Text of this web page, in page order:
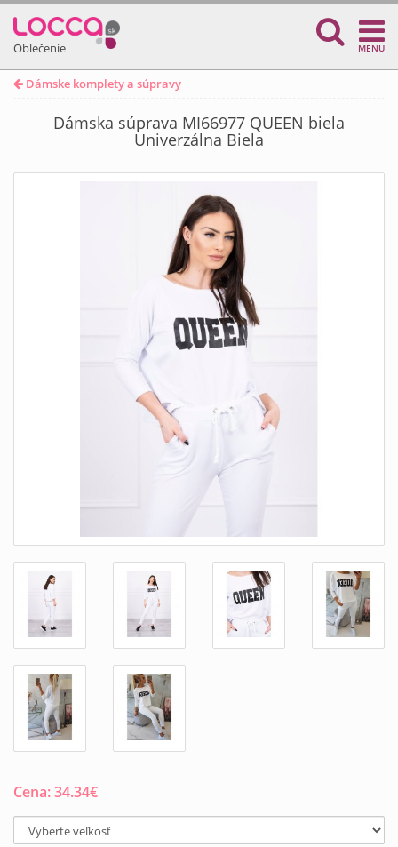
Oblečenie MENU
Dámske komplety a súpravy
Dámska súprava MI66977 QUEEN biela
Univerzálna Biela
Cena:34.34€